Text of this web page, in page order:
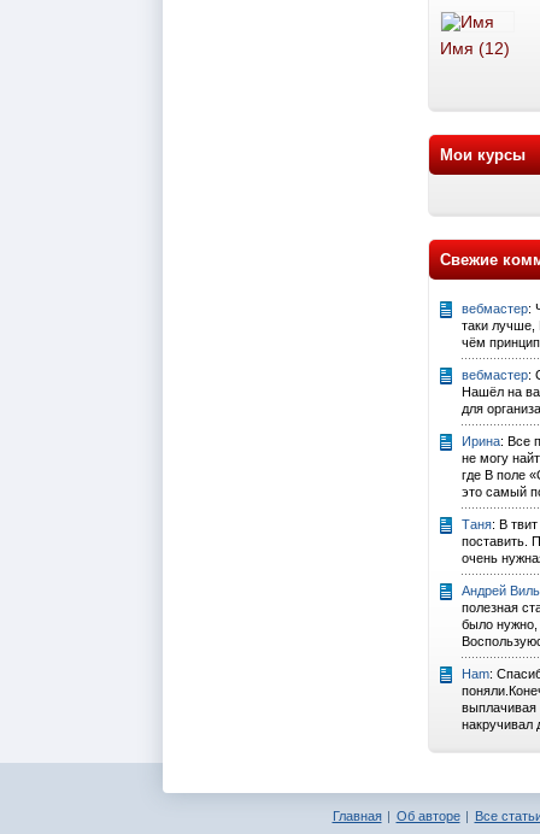
Имя (12)
Мои курсы
Свежие
вебмастер:
таки лучше,
чём
вебмастер:
Нашёл на
для
Ирина: Все
не могу
где В поле
это самый
Таня: В
поставить.
очень
Андрей
полезная
было нужно,
Ham:
выплачивая
накручивал
Главная Об авторе Все